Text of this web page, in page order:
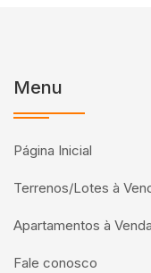
Menu
Página Inicial
Terrenos/Lotes à
Apartamentos à
Fale conosco